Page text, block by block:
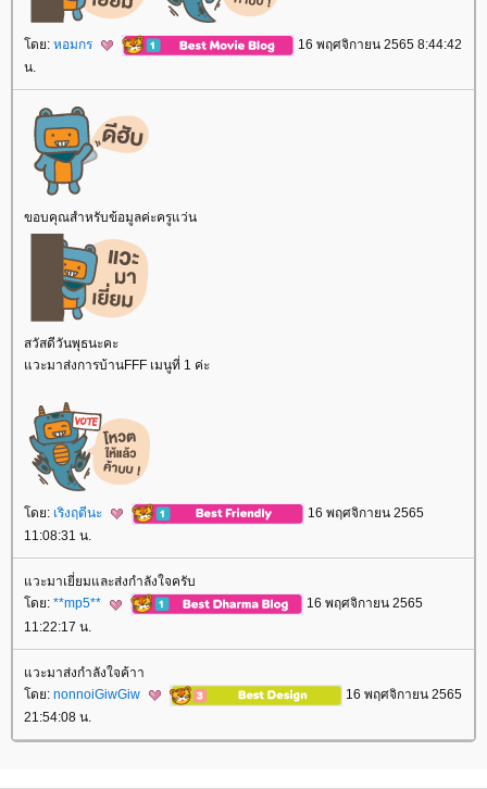
ดย: หอมกร
16 พฤศจิกายน 2565 8:44:42
น.
ขอบคุณสำหรับข้อมูลค่ะครูแว่น
สวัสดีวันพุธนะคะ
วะมาส่งการบ้านFFF เมนูที่ 1 ค่ะ
ดย: เริงฤดีนะ
16 พฤศจิกายน 2565
11:08:31 น.
วะมาเยี่ยมและส่งกำลังใจครับ
ดย: **mp5**
16 พฤศจิกายน 2565
11:22:17 น.
วะมาส่งกำลังใจค้าา
ดย: nonnoiGiwGiw
16 พฤศจิกายน 2565
21:54:08 น.